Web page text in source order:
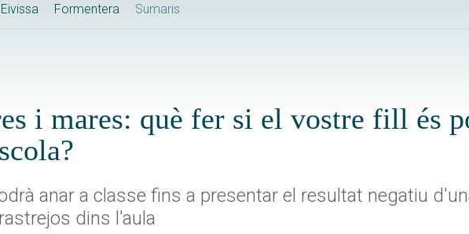
Eivissa Formentera Sumaris
i mares: què fer si el vostre fill és
anar a classe fins a presentar el resultat negatiu
dins l'aula